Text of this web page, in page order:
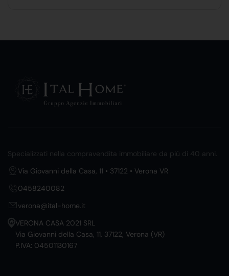
Specializzati nella compravendita immobiliare da più di 40 anni.
Via Giovanni della Casa, 11 • 37122 • Verona VR
0458240082
verona@ital-home.it
VERONA CASA 2021 SRL
Via Giovanni della Casa, 11, 37122, Verona (VR)
P.IVA: 04501130167